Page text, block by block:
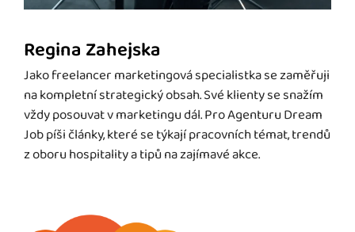
Regina Zahejska
Jako freelancer marketingová specialistka se zaměřuji
na kompletní strategický obsah. Své klienty se snažím
vždy posouvat v marketingu dál. Pro Agenturu Dream
Job píši články, které se týkají pracovních témat, trendů
z oboru hospitality a tipů na zajímavé akce.